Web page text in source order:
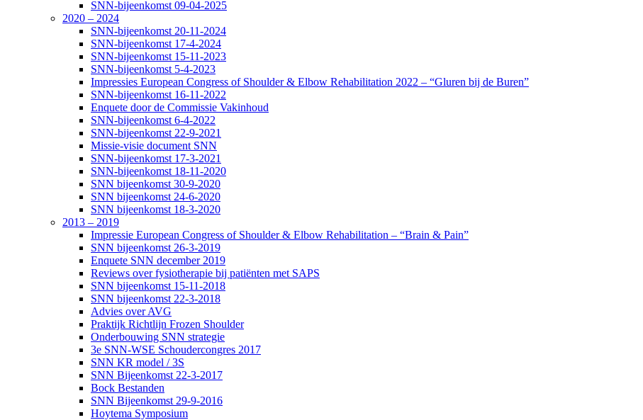
SNN-bijeenkomst 09-04-2025
2020 – 2024
SNN-bijeenkomst 20-11-2024
SNN-bijeenkomst 17-4-2024
SNN-bijeenkomst 15-11-2023
SNN-bijeenkomst 5-4-2023
Impressies European Congress of Shoulder & Elbow Rehabilitation 2022 – “Gluren bij de Buren”
SNN-bijeenkomst 16-11-2022
Enquete door de Commissie Vakinhoud
SNN-bijeenkomst 6-4-2022
SNN-bijeenkomst 22-9-2021
Missie-visie document SNN
SNN-bijeenkomst 17-3-2021
SNN-bijeenkomst 18-11-2020
SNN bijeenkomst 30-9-2020
SNN bijeenkomst 24-6-2020
SNN bijeenkomst 18-3-2020
2013 – 2019
Impressie European Congress of Shoulder & Elbow Rehabilitation – “Brain & Pain”
SNN bijeenkomst 26-3-2019
Enquete SNN december 2019
Reviews over fysiotherapie bij patiënten met SAPS
SNN bijeenkomst 15-11-2018
SNN bijeenkomst 22-3-2018
Advies over AVG
Praktijk Richtlijn Frozen Shoulder
Onderbouwing SNN strategie
3e SNN-WSE Schoudercongres 2017
SNN KR model / 3S
SNN Bijeenkomst 22-3-2017
Bock Bestanden
SNN Bijeenkomst 29-9-2016
Hoytema Symposium